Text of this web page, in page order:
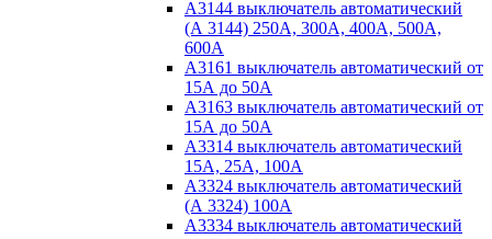
А3144 выключатель автоматический
(А 3144) 250А, 300А, 400А, 500А,
600А
А3161 выключатель автоматический от
15А до 50А
А3163 выключатель автоматический от
15А до 50А
А3314 выключатель автоматический
15А, 25А, 100А
А3324 выключатель автоматический
(А 3324) 100А
А3334 выключатель автоматический